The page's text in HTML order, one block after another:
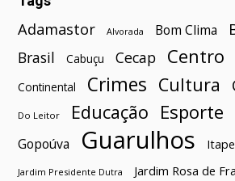
Adamastor Alvorada Bom Clima
Brasil Cabuçu Cecap Centro
Continental Crimes Cultura
Do Leitor Educação Esporte
Gopoúva Guarulhos
Jardim Presidente Dutra Jardim Rosa de